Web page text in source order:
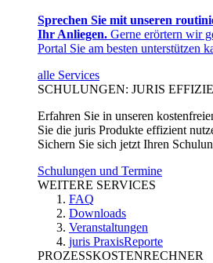
Sprechen Sie mit unseren
Ihr Anliegen. Gerne erörtern wir
Portal Sie am besten unterstützen
alle Services
SCHULUNGEN: JURIS
Erfahren Sie in unseren
Sie die juris Produkte effizient
Sichern Sie sich jetzt Ihren
Schulungen und Termine
WEITERE SERVICES
FAQ
Downloads
Veranstaltungen
juris PraxisReporte
PROZESSKOSTENRECHNER